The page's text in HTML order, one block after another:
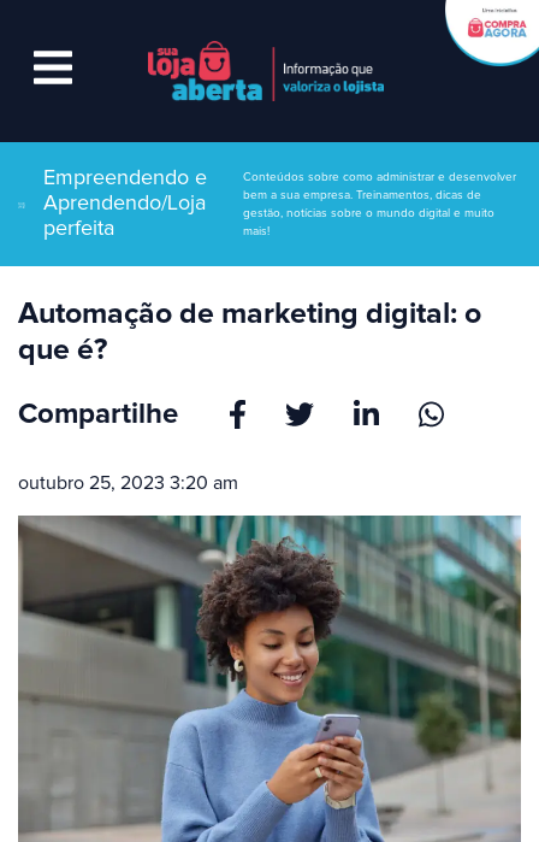
Empreendendo e
Aprendendo/Loja
perfeita
Conteúdos sobre como administrar e desenvolver
bem a sua empresa. Treinamentos, dicas de
gestão, notícias sobre o mundo digital e muito
mais!
Automação de marketing digital: o
que é?
Compartilhe
outubro 25, 2023 3:20 am